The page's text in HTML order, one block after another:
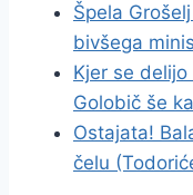
Špela
bivšega
Kjer se
Golobič še
Ostajata!
čelu